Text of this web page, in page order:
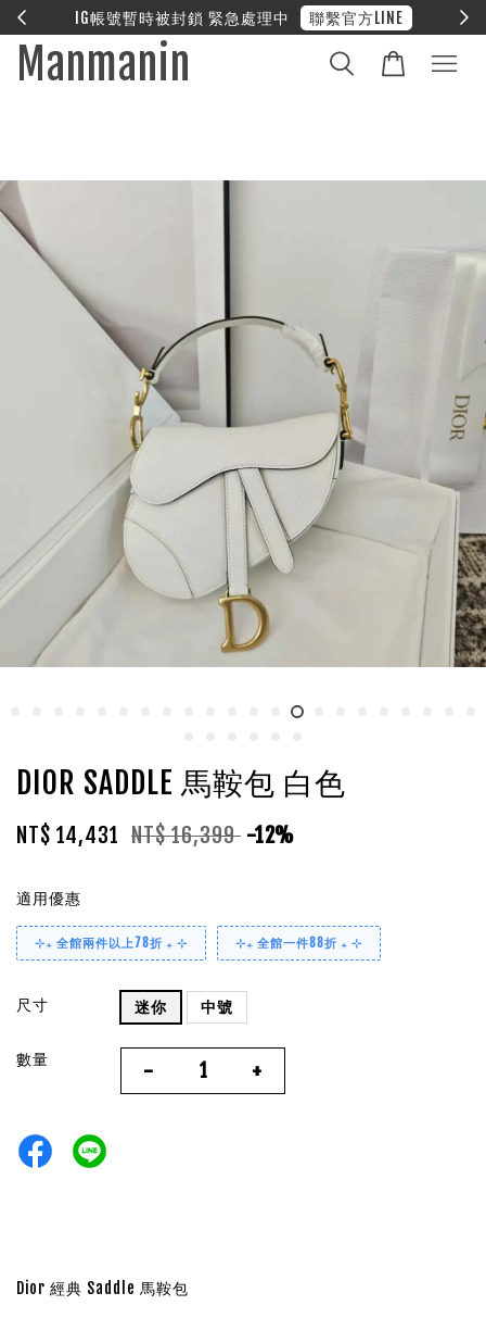
❤︎ 全館滿兩萬享免運
Manmanin
DIOR SADDLE 馬鞍包 白色
NT$ 14,431 NT$ 16,399 -12%
適用優惠
⊹₊ 全館兩件以上78折 ₊ ⊹ ⊹₊ 全館一件88折 ₊ ⊹
尺寸 迷你 中號
數量 - +
Dior 經典 Saddle 馬鞍包